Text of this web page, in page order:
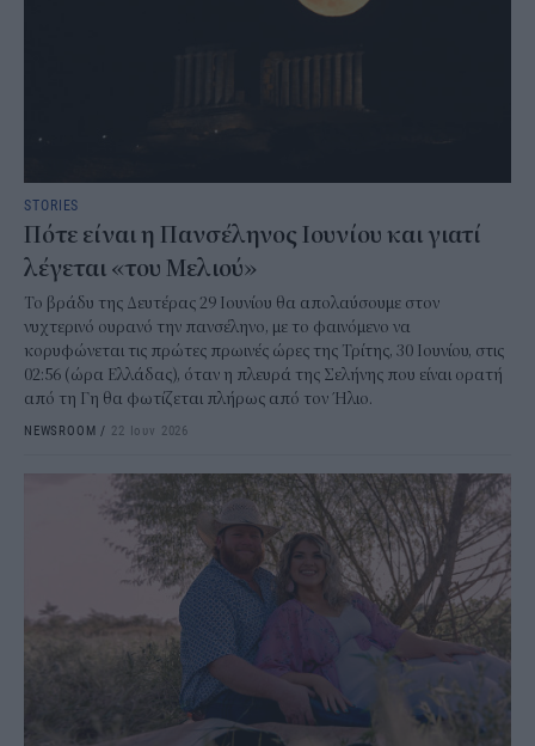
STORIES
Πότε είναι η Πανσέληνος Ιουνίου και γιατί
λέγεται «του Μελιού»
Το βράδυ της Δευτέρας 29 Ιουνίου θα απολαύσουμε στον
νυχτερινό ουρανό την πανσέληνο, με το φαινόμενο να
κορυφώνεται τις πρώτες πρωινές ώρες της Τρίτης, 30 Ιουνίου, στις
02:56 (ώρα Ελλάδας), όταν η πλευρά της Σελήνης που είναι ορατή
από τη Γη θα φωτίζεται πλήρως από τον Ήλιο.
NEWSROOM / 22 Ιουν 2026